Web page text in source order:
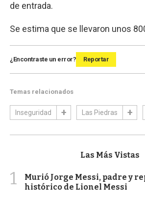
de entrada.
Se estima que se llevaron unos
¿Encontraste un error? Reportar
Temas relacionados
Inseguridad Las Piedras
Las Más Vistas
1
Murió Jorge Messi, padre y
histórico de Lionel Messi